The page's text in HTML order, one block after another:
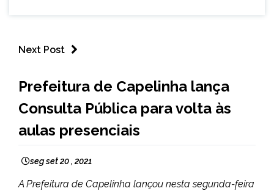
Next Post
NOTÍCIAS
Prefeitura de Capelinha lança
Consulta Pública para volta às
aulas presenciais
seg set 20 , 2021
A Prefeitura de Capelinha lançou nesta segunda-feira